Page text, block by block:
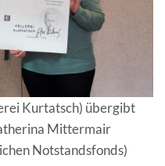
Kurtatsch) übergibt
Mittermair
Notstandsfonds)